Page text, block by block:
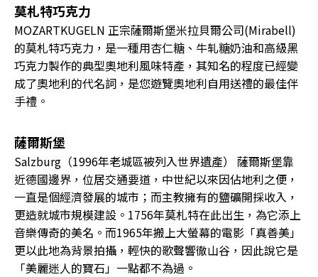
莫札特巧克力
MOZARTKUGELN 正宗薩爾斯堡米拉貝爾公司(Mirabell)
的莫札特巧克力，是一種用杏仁糖、牛轧糖奶油和高級黑
巧克力製作的典型奧地利風味特產，其知名的程度已經變
成了奧地利的代名詞，是您遊覽奧地利自用送禮的最佳伴
手禮。
薩爾斯堡
Salzburg（1996年老城區被列入世界遺產） 薩爾斯堡靠
近德國邊界，位居交通要道，中世紀以來因佔地利之便，
一直是個經濟發展的城市；而主教擁有的鹽礦開採收入，
更造就城市規模建設。1756年莫札特在此出生，為它添上
音樂傳奇的美名。而1965年搬上大螢幕的電影「真善美」
更以此地為背景拍攝，輕快的歌聲響徹山谷，因此說它是
「美麗迷人的寶石」一點都不為過。